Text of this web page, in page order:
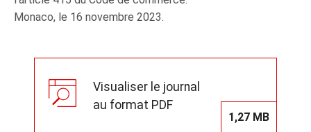
Monaco, le 16 novembre 2023.
Visualiser le journal
au format PDF
1,27 MB